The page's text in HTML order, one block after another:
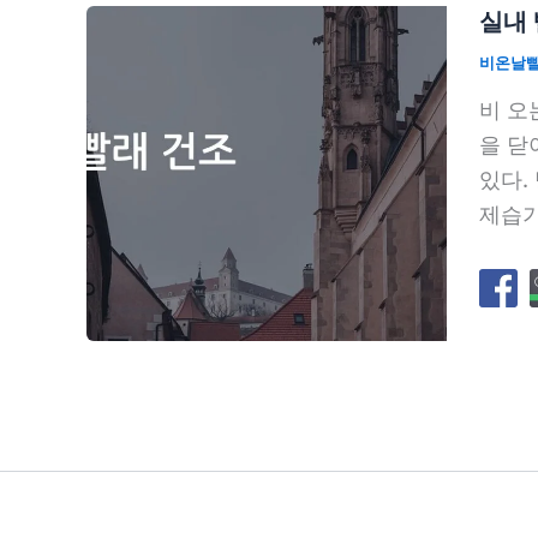
실내
비온날
비 오
을 닫
있다.
제습